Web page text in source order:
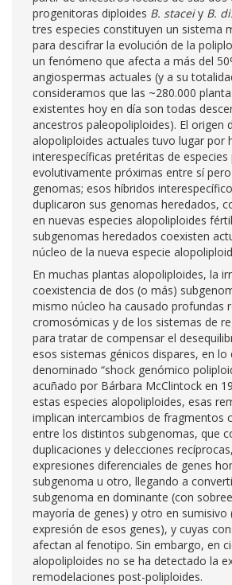
progenitoras diploides B. staceiy B.
tres especies constituyen un sistema
para descifrar la evolución de la
un fenómeno que afecta a más del
angiospermas actuales (y a su
consideramos que las ~280.000
existentes hoy en día son todas
ancestros paleopoliploides). El origen
alopoliploides actuales tuvo lugar por
interespecíficas pretéritas de
evolutivamente próximas entre sí
genomas; esos híbridos
duplicaron sus genomas heredados,
en nuevas especies alopoliploides
subgenomas heredados coexisten
núcleo de la nueva especie
En muchas plantas alopoliploides, la
coexistencia de dos (o más)
mismo núcleo ha causado profundas
cromosómicas y de los sistemas de
para tratar de compensar el
esos sistemas génicos dispares, en lo
denominado “shock genómico
acuñado por Bárbara McClintock en
estas especies alopoliploides, esas
implican intercambios de fragmentos
entre los distintos subgenomas, que
duplicaciones y delecciones
expresiones diferenciales de genes
subgenoma u otro, llegando a
subgenoma en dominante (con
mayoría de genes) y otro en sumisivo
expresión de esos genes), y cuyas
afectan al fenotipo. Sin embargo, en
alopoliploides no se ha detectado la
remodelaciones post-poliploides.